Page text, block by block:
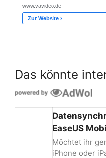
Das könnte
EaseUS
Möchtet ihr
iPhone oder